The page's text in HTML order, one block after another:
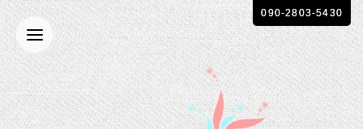
090-2803-5430